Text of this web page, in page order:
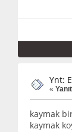
Ynt:
«
kaymak
kaymak